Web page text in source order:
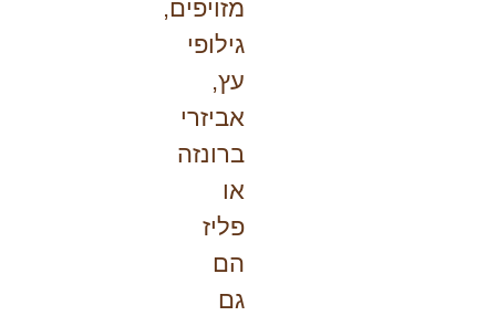
מזויפים,
גילופי
עץ,
אביזרי
ברונזה
או
פליז
הם
גם